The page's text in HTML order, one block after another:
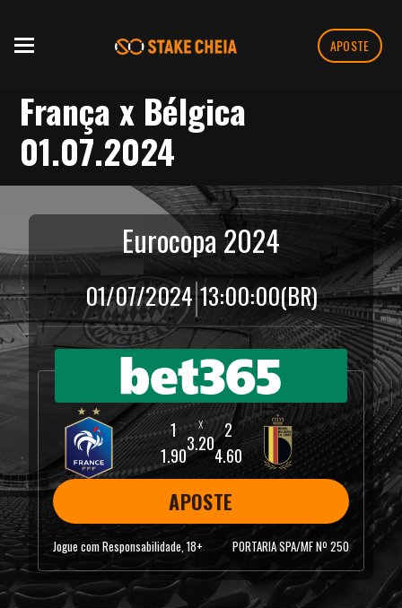
APOSTE
França x Bélgica
01.07.2024
Eurocopa 2024
01/07/2024|13:00:00(BR)
1.90
3.20
4.60
APOSTE
Jogue com Responsabilidade, 18+ PORTARIA SPA/MF Nº 250